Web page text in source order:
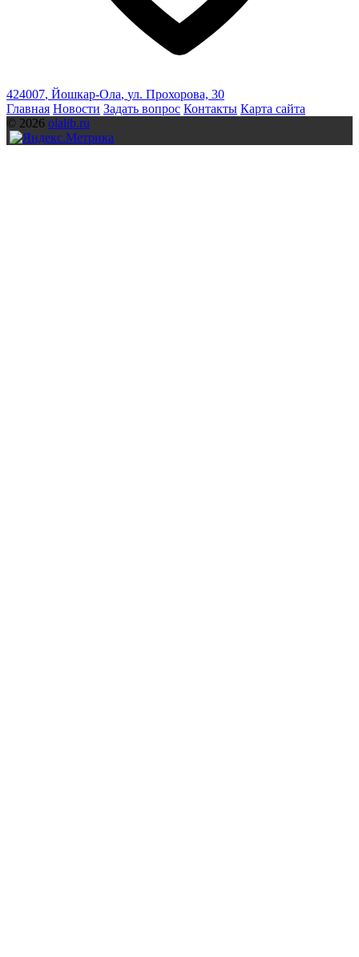
424007, Йошкар-Ола, ул. Прохорова, 30
Главная Новости Задать вопрос Контакты Карта сайта
© 2026 olalib.ru